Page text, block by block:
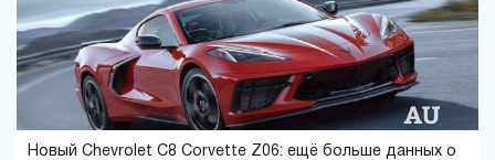
Новый Chevrolet C8 Corvette Z06: ещё больше данных о